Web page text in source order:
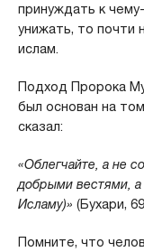
принуждать к
унижать, то почти
ислам.
Подход Пророка
был основан на
сказал:
«Облегчайте, а не
добрыми вестями,
Исламу)» (Бухари,
Помните, что